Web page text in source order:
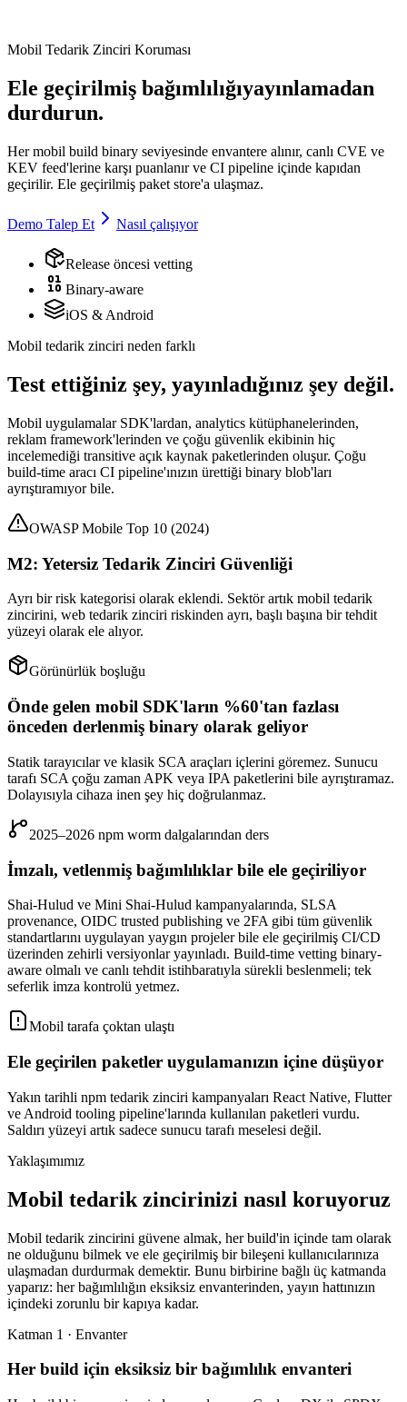
Mobil Tedarik Zinciri Koruması
Ele geçirilmiş bağımlılığıyayınlamadan
durdurun.
Her mobil build binary seviyesinde envantere alınır, canlı CVE ve
KEV feed'lerine karşı puanlanır ve CI pipeline içinde kapıdan
geçirilir. Ele geçirilmiş paket store'a ulaşmaz.
Demo Talep Et Nasıl çalışıyor
Release öncesi vetting
Binary-aware
iOS & Android
Mobil tedarik zinciri neden farklı
Test ettiğiniz şey, yayınladığınız şey değil.
Mobil uygulamalar SDK'lardan, analytics kütüphanelerinden,
reklam framework'lerinden ve çoğu güvenlik ekibinin hiç
incelemediği transitive açık kaynak paketlerinden oluşur. Çoğu
build-time aracı CI pipeline'ınızın ürettiği binary blob'ları
ayrıştıramıyor bile.
OWASP Mobile Top 10 (2024)
M2: Yetersiz Tedarik Zinciri Güvenliği
Ayrı bir risk kategorisi olarak eklendi. Sektör artık mobil tedarik
zincirini, web tedarik zinciri riskinden ayrı, başlı başına bir tehdit
yüzeyi olarak ele alıyor.
Görünürlük boşluğu
Önde gelen mobil SDK'ların %60'tan fazlası
önceden derlenmiş binary olarak geliyor
Statik tarayıcılar ve klasik SCA araçları içlerini göremez. Sunucu
tarafı SCA çoğu zaman APK veya IPA paketlerini bile ayrıştıramaz.
Dolayısıyla cihaza inen şey hiç doğrulanmaz.
2025–2026 npm worm dalgalarından ders
İmzalı, vetlenmiş bağımlılıklar bile ele geçiriliyor
Shai-Hulud ve Mini Shai-Hulud kampanyalarında, SLSA
provenance, OIDC trusted publishing ve 2FA gibi tüm güvenlik
standartlarını uygulayan yaygın projeler bile ele geçirilmiş CI/CD
üzerinden zehirli versiyonlar yayınladı. Build-time vetting binary-
aware olmalı ve canlı tehdit istihbaratıyla sürekli beslenmeli; tek
seferlik imza kontrolü yetmez.
Mobil tarafa çoktan ulaştı
Ele geçirilen paketler uygulamanızın içine düşüyor
Yakın tarihli npm tedarik zinciri kampanyaları React Native, Flutter
ve Android tooling pipeline'larında kullanılan paketleri vurdu.
Saldırı yüzeyi artık sadece sunucu tarafı meselesi değil.
Yaklaşımımız
Mobil tedarik zincirinizi nasıl koruyoruz
Mobil tedarik zincirini güvene almak, her build'in içinde tam olarak
ne olduğunu bilmek ve ele geçirilmiş bir bileşeni kullanıcılarınıza
ulaşmadan durdurmak demektir. Bunu birbirine bağlı üç katmanda
yaparız: her bağımlılığın eksiksiz envanterinden, yayın hattınızın
içindeki zorunlu bir kapıya kadar.
Katman 1 · Envanter
Her build için eksiksiz bir bağımlılık envanteri